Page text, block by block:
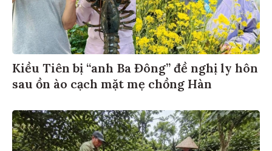
Kiều Tiên bị “anh Ba Đông” đề nghị ly hôn
sau ồn ào cạch mặt mẹ chồng Hàn